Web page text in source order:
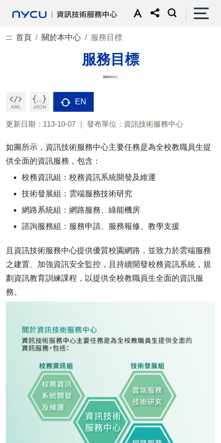
::: 首頁 關於本中心 服務目標
服務目標
EN
更新日期：113-10-07 發布單位：資訊技術服務中心
如圖所示，資訊技術服務中心主要任務是為全校教職員生提
供全面的資訊服務，包含：
校務資訊組：校務資訊系統開發及維運
技術發展組：雲端服務技術研究
網路系統組：網路服務、綠能機房
諮詢服務組：服務申請、服務報修、教學支援
且資訊技術服務中心提供優質校園網路，並致力於雲端服務
之建置、加強資訊安全監控，且持續開發校務資訊系統，規
劃資訊教育訓練課程，以提供全校教職員生全面的資訊服
務。